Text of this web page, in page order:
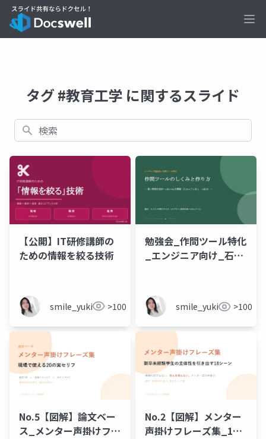
タグ #教育工学 に関するスライド
検索
【公開】IT研修講師の
ための情報を絞る技術
smile_yukiko_it>100
勉強会_作問ツール特化
_エンジニア向け_石黒
smile_yukiko_it>100
No.5【図解】論文ベー
ス_メンター声掛けフレ
No.2【図解】メンター
声掛けフレーズ集_18